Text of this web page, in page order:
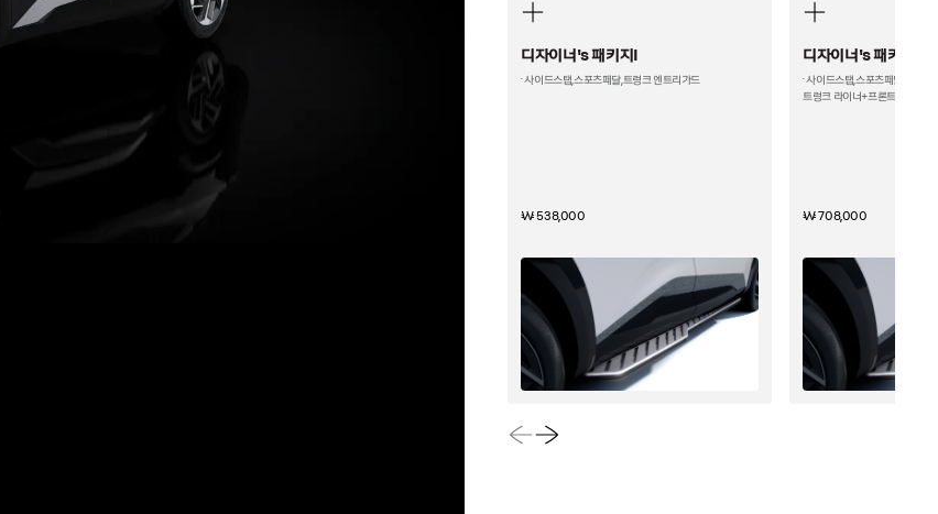
디자이너's 패키지I
· 사이드스탭,스포츠페달,트렁크 엔트리가드
₩ 538,000
디자이너's 패키지II
· 사이드스탭,스포츠페달,트렁
트렁크 라이너+프론트 그릴 데코
₩ 708,000